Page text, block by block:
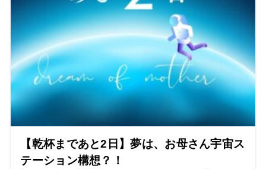
【乾杯まであと2日】夢は、お母さん宇宙ス
テーション構想？！